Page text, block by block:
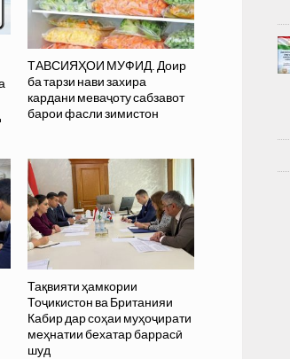
ТАВСИЯҲОИ МУФИД. Доир
ба тарзи нави захира
кардани меваҷоту сабзавот
барои фасли зимистон
Тақвияти ҳамкории
Тоҷикистон ва Британияи
Кабир дар соҳаи муҳоҷирати
меҳнатии бехатар баррасӣ
шуд